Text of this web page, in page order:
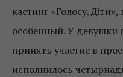
кастинг «Голосу.
особенный. У девушки
принять участие в
исполнилось